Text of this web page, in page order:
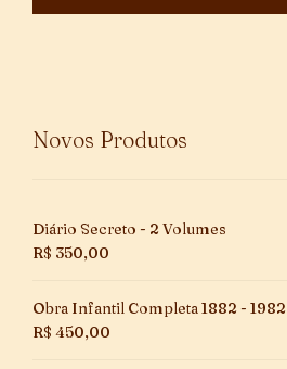
Novos Produtos
Diário Secreto - 2 Volumes
R$ 350,00
Obra Infantil Completa 1882 - 1982
R$ 450,00